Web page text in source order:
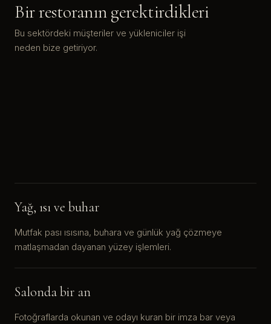
Bir restoranın gerektirdikleri
Bu sektördeki müşteriler ve yükleniciler işi
neden bize getiriyor.
Yağ, ısı ve buhar
Mutfak pası ısısına, buhara ve günlük yağ çözmeye
matlaşmadan dayanan yüzey işlemleri.
Salonda bir an
Fotoğraflarda okunan ve odayı kuran bir imza bar veya